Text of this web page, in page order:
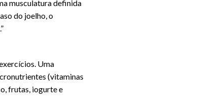
musculatura definida
do joelho, o
Uma
(vitaminas
frutas, iogurte e